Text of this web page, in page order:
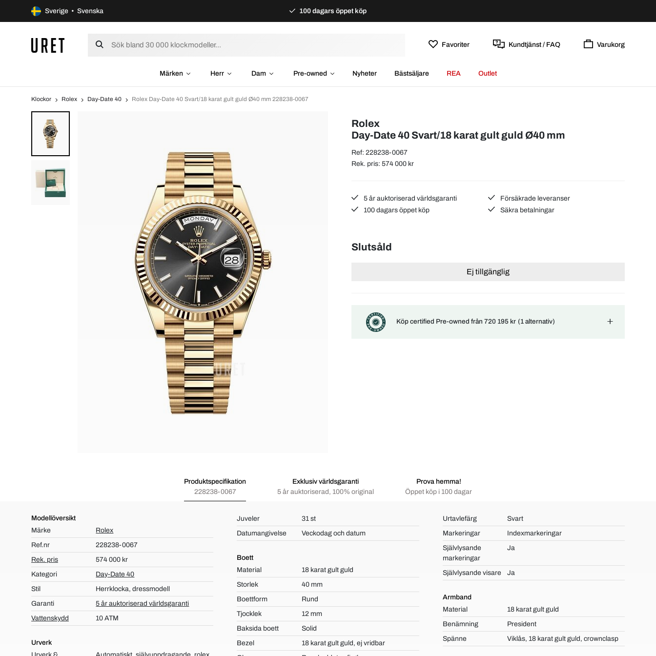
Sverige • Svenska 100 dagars öppet köp
Favoriter Kundtjänst / FAQ Varukorg
Märken Herr Dam Pre-owned Nyheter Bästsäljare REA Outlet
Klockor Rolex Day-Date 40 Rolex Day-Date 40 Svart/18 karat gult guld Ø40 mm 228238-0067
Rolex
Day-Date 40 Svart/18 karat gult guld Ø40 mm
Ref: 228238-0067
Rek. pris: 574 000 kr
5 år auktoriserad världsgaranti
Försäkrade leveranser
100 dagars öppet köp
Säkra betalningar
Slutsåld
Ej tillgänglig
Köp certified Pre-owned från 720 195 kr (1 alternativ)
Produktspecifikation
228238-0067
Exklusiv världsgaranti
5 år auktoriserad, 100% original
Prova hemma!
Öppet köp i 100 dagar
Modellöversikt
Märke
Rolex
Ref.nr
228238-0067
Rek. pris
574 000 kr
Kategori
Day-Date 40
Stil
Herrklocka, dressmodell
Garanti
5 år auktoriserad världsgaranti
Vattenskydd
10 ATM
Urverk
Juveler
31 st
Datumangivelse
Veckodag och datum
Boett
Material
18 karat gult guld
Storlek
40 mm
Boettform
Rund
Tjocklek
12 mm
Baksida boett
Solid
Bezel
18 karat gult guld, ej vridbar
Urtavlefärg
Svart
Markeringar
Indexmarkeringar
Självlysande
markeringar
Ja
Självlysande visare Ja
Armband
Material
18 karat gult guld
Benämning
President
Spänne
Viklås, 18 karat gult guld, crownclasp